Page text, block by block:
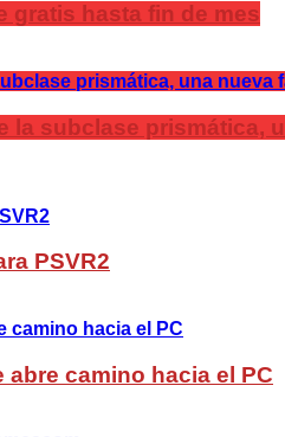
gratis hasta fin de mes
la subclase prismática,
PSVR2
abre camino hacia el PC